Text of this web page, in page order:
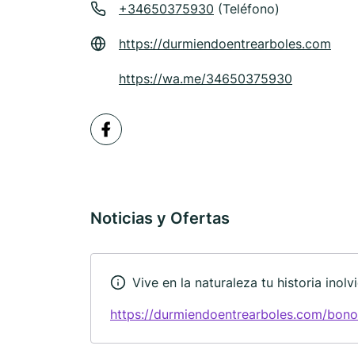
+34650375930 (Teléfono)
https://durmiendoentrearboles.com
https://wa.me/34650375930
Noticias y Ofertas
Vive en la naturaleza tu historia
https://durmiendoentrearboles.com/